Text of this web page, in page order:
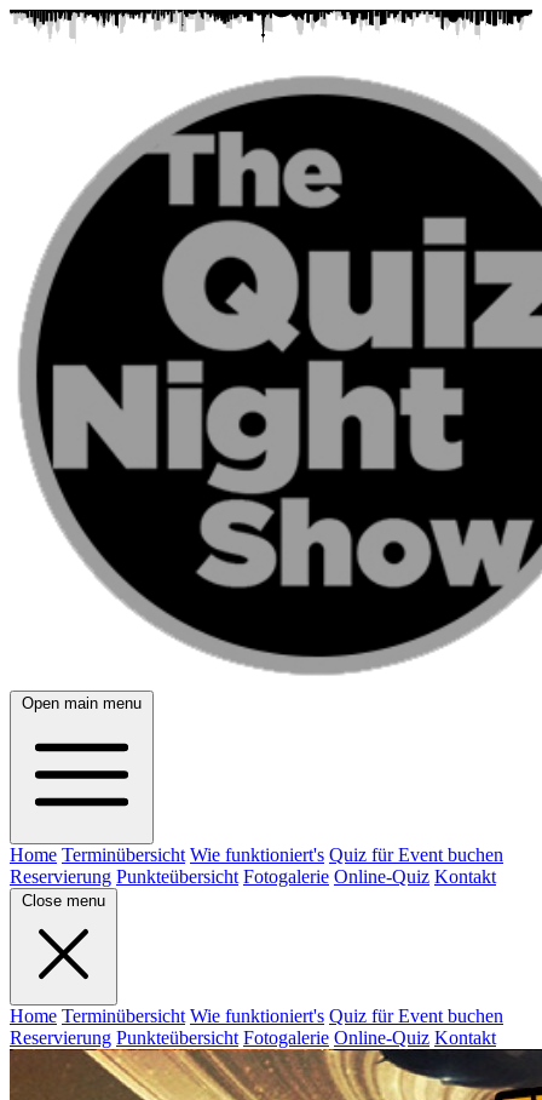
Open main menu
Home Terminübersicht Wie funktioniert's Quiz für Event buchen
Reservierung Punkteübersicht Fotogalerie Online-Quiz Kontakt
Close menu
Home Terminübersicht Wie funktioniert's Quiz für Event buchen
Reservierung Punkteübersicht Fotogalerie Online-Quiz Kontakt